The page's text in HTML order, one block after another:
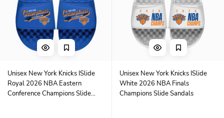
Unisex New York Knicks ISlide
Royal 2026 NBA Eastern
Conference Champions Slide
Unisex New York Knicks ISlide
White 2026 NBA Finals
Champions Slide Sandals